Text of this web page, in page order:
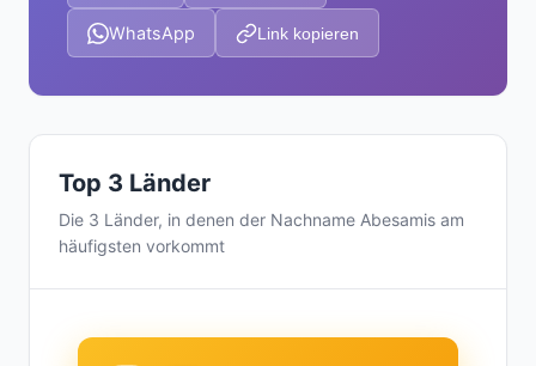
WhatsApp Link kopieren
Top 3 Länder
Die 3 Länder, in denen der Nachname Abesamis am
häufigsten vorkommt